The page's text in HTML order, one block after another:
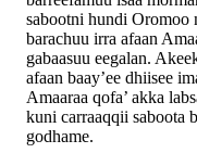
sabootni hundi Oromoo
barachuu irra afaan
gabaasuu eegalan.
afaan baay’ee dhiisee
Amaaraa qofa’ akka
kuni carraaqqii saboota
godhame.